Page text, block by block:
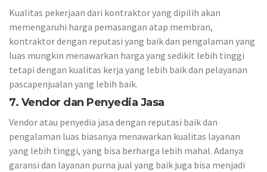
Kualitas pekerjaan dari kontraktor yang dipilih akan
memengaruhi harga pemasangan atap membran,
kontraktor dengan reputasi yang baik dan pengalaman yang
luas mungkin menawarkan harga yang sedikit lebih tinggi
tetapi dengan kualitas kerja yang lebih baik dan pelayanan
pascapenjualan yang lebih baik.
7. Vendor dan Penyedia Jasa
Vendor atau penyedia jasa dengan reputasi baik dan
pengalaman luas biasanya menawarkan kualitas layanan
yang lebih tinggi, yang bisa berharga lebih mahal. Adanya
garansi dan layanan purna jual yang baik juga bisa menjadi